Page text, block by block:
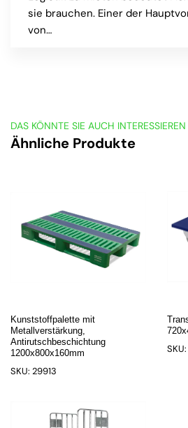
sie brauchen. Einer der
von…
DAS KÖNNTE SIE AUCH INTERESSIEREN
Ähnliche Produkte
Kunststoffpalette mit
Metallverstärkung,
Antirutschbeschichtung
1200x800x160mm
SKU: 29913